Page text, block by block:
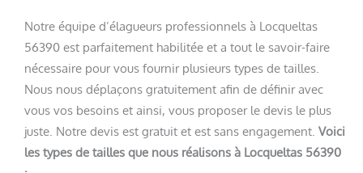
Notre équipe d’élagueurs professionnels à Locqueltas
56390 est parfaitement habilitée et a tout le savoir-faire
nécessaire pour vous fournir plusieurs types de tailles.
Nous nous déplaçons gratuitement afin de définir avec
vous vos besoins et ainsi, vous proposer le devis le plus
juste. Notre devis est gratuit et est sans engagement. Voici
les types de tailles que nous réalisons à Locqueltas 56390